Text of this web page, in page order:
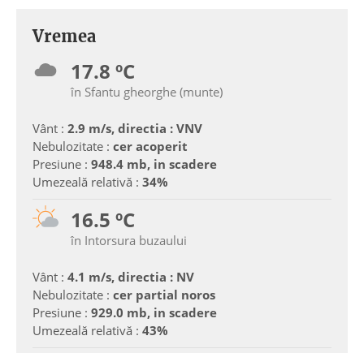
Vremea
17.8 ºC
în Sfantu gheorghe (munte)
Vânt : 2.9 m/s, directia : VNV
Nebulozitate : cer acoperit
Presiune : 948.4 mb, in scadere
Umezeală relativă : 34%
16.5 ºC
în Intorsura buzaului
Vânt : 4.1 m/s, directia : NV
Nebulozitate : cer partial noros
Presiune : 929.0 mb, in scadere
Umezeală relativă : 43%